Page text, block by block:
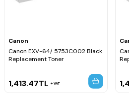
Canon
Canon EXV-64/ 5753C002 Black
Replacement Toner
1,413.47TL VAT